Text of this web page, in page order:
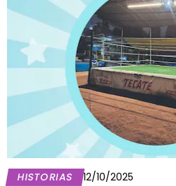
HISTORIAS 12/10/2025